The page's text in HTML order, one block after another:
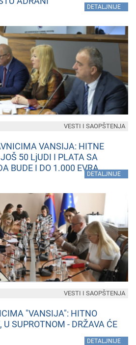
DETALJNIJE
VANSIJA: HITNE
50 LjUDI I PLATA SA
BUDE I DO 1.000 EVRA
DETALJNIJE
VESTI I SAOPŠTENJA
"VANSIJA": HITNO
U SUPROTNOM - DRŽAVA ĆE
DETALJNIJE
VESTI I SAOPŠTENJA